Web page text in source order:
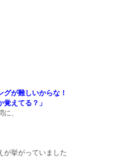
グが難しいからな！
えてる？」
、
が挙がっていました